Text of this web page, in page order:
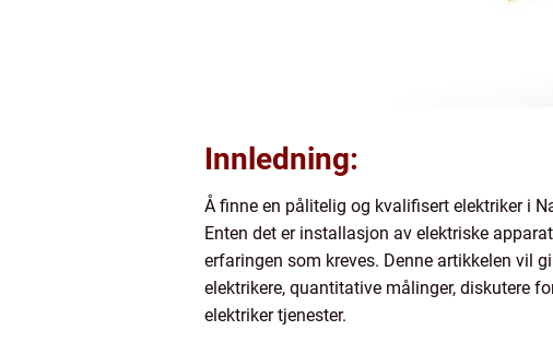
Innledning:
Å finne en pålitelig og kvalifisert elektriker i
Enten det er installasjon av elektriske
erfaringen som kreves. Denne artikkelen vil
elektrikere, quantitative målinger, diskutere
elektriker tjenester.